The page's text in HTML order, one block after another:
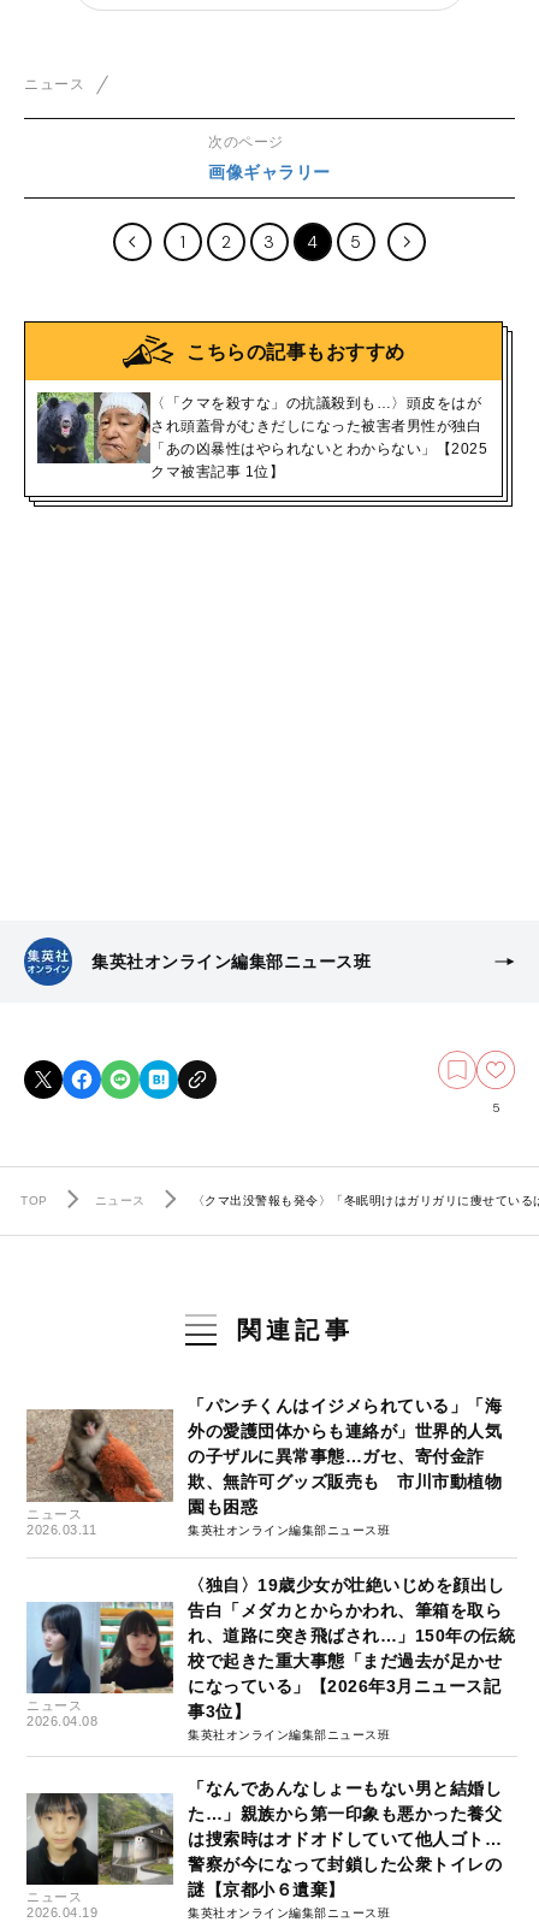
ニュース
次のページ
画像ギャラリー
1 2 3 4 5
こちらの記事もおすすめ
〈「クマを殺すな」の抗議殺到も…〉頭皮をはが
され頭蓋骨がむきだしになった被害者男性が独白
「あの凶暴性はやられないとわからない」【2025
クマ被害記事 1位】
集英社オンライン編集部ニュース班
5
TOP ニュース 〈クマ出没警報も発令〉「冬眠明けはガリガリに痩せて
関連記事
ニュース
2026.03.11
「パンチくんはイジメられている」「海
外の愛護団体からも連絡が」世界的人気
の子ザルに異常事態…ガセ、寄付金詐
欺、無許可グッズ販売も 市川市動植物
園も困惑
集英社オンライン編集部ニュース班
ニュース
2026.04.08
〈独自〉19歳少女が壮絶いじめを顔出し
告白「メダカとからかわれ、筆箱を取ら
れ、道路に突き飛ばされ…」150年の伝統
校で起きた重大事態「まだ過去が足かせ
になっている」【2026年3月ニュース記
事3位】
集英社オンライン編集部ニュース班
ニュース
2026.04.19
「なんであんなしょーもない男と結婚し
た…」親族から第一印象も悪かった養父
は捜索時はオドオドしていて他人ゴト…
警察が今になって封鎖した公衆トイレの
謎【京都小６遺棄】
集英社オンライン編集部ニュース班